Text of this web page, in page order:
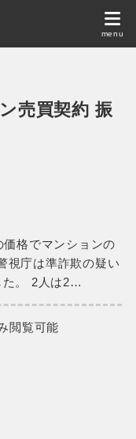
売買契約 振
格でマンションの
視庁は準詐欺の疑い
た。 2人は2…
閲覧可能